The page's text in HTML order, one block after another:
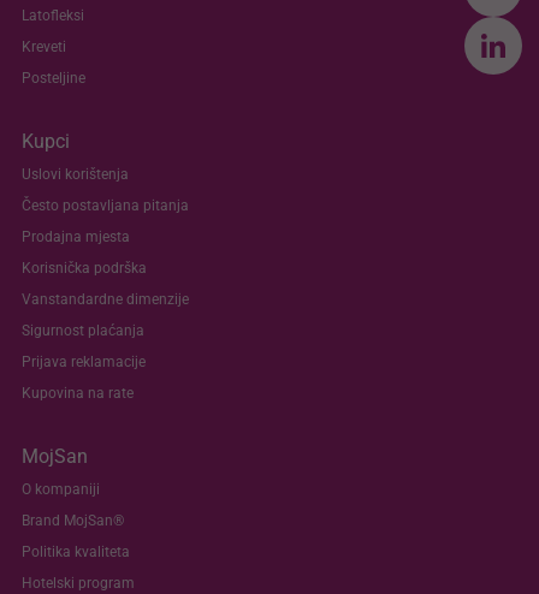
Latofleksi
Kreveti
Posteljine
Kupci
Uslovi korištenja
Često postavljana pitanja
Prodajna mjesta
Korisnička podrška
Vanstandardne dimenzije
Sigurnost plaćanja
Prijava reklamacije
Kupovina na rate
MojSan
O kompaniji
Brand MojSan®
Politika kvaliteta
Hotelski program